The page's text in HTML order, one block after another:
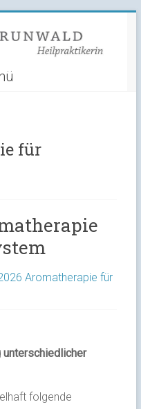
für
Aromatherapie für
unterschiedlicher
folgende